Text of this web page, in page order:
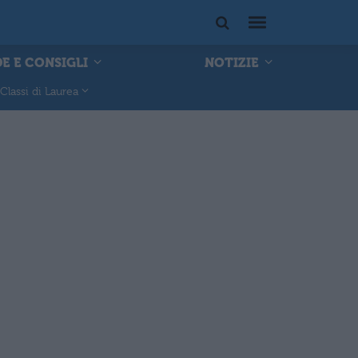
E CONSIGLI NOTIZIE
Classi di Laurea